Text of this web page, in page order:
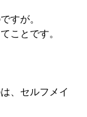
すが。
ことです。
、セルフメイ